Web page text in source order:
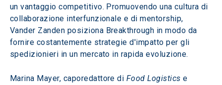
un vantaggio competitivo. Promuovendo una cultura di
collaborazione interfunzionale e di mentorship,
Vander Zanden posiziona Breakthrough in modo da
fornire costantemente strategie d'impatto per gli
spedizionieri in un mercato in rapida evoluzione.
Marina Mayer, caporedattore di Food Logistics e